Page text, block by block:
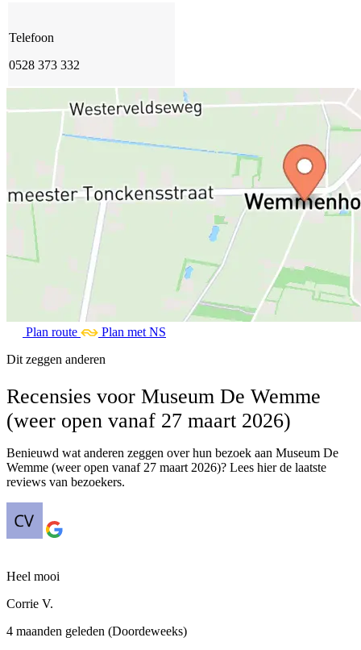
Telefoon
0528 373 332
Plan route
Plan met NS
Dit zeggen anderen
Recensies voor Museum De Wemme
(weer open vanaf 27 maart 2026)
Benieuwd wat anderen zeggen over hun bezoek aan Museum De
Wemme (weer open vanaf 27 maart 2026)? Lees hier de laatste
reviews van bezoekers.
Heel mooi
Corrie V.
4 maanden geleden (Doordeweeks)